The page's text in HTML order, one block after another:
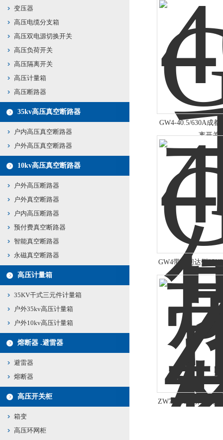
变压器
高压电缆分支箱
高压双电源切换开关
高压负荷开关
高压隔离开关
高压计量箱
高压断路器
35kv高压真空断路器
户内高压真空断路器
户外高压真空断路器
10kv高压真空断路器
户外高压断路器
户外真空断路器
户内高压断路器
预付费真空断路器
智能真空断路器
永磁真空断路器
高压计量箱
35KV干式三元件计量箱
户外35kv高压计量箱
户外10kv高压计量箱
熔断器 .避雷器
避雷器
熔断器
高压开关柜
箱变
高压环网柜
GW4-40.5/630A成
离开关
GW4带刀闸达州
ZW7-40.5分界开关